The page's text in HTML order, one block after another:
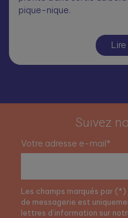
pique-nique.
Suivez
Votre adresse e-mail*
Les champs marqués par
de messagerie est
lettres d’information sur